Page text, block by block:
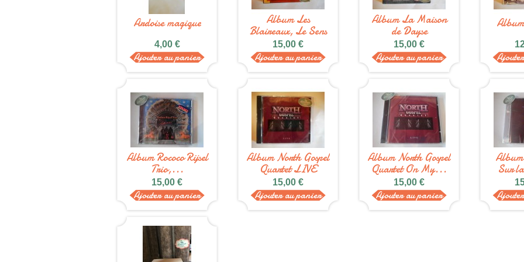
Ardoise magique
4,00 €
Ajouter au panier
Album Les
Blaireaux, Le Sens
du...
15,00 €
Ajouter au panier
Album La Maison
de Dayse
15,00 €
Ajouter au panier
Album Rococo Rijsel
Trio,...
15,00 €
Ajouter au panier
Album North Gospel
Quartet LIVE
15,00 €
Ajouter au panier
Album North Gospel
Quartet On My...
15,00 €
Ajouter au panier
Sur